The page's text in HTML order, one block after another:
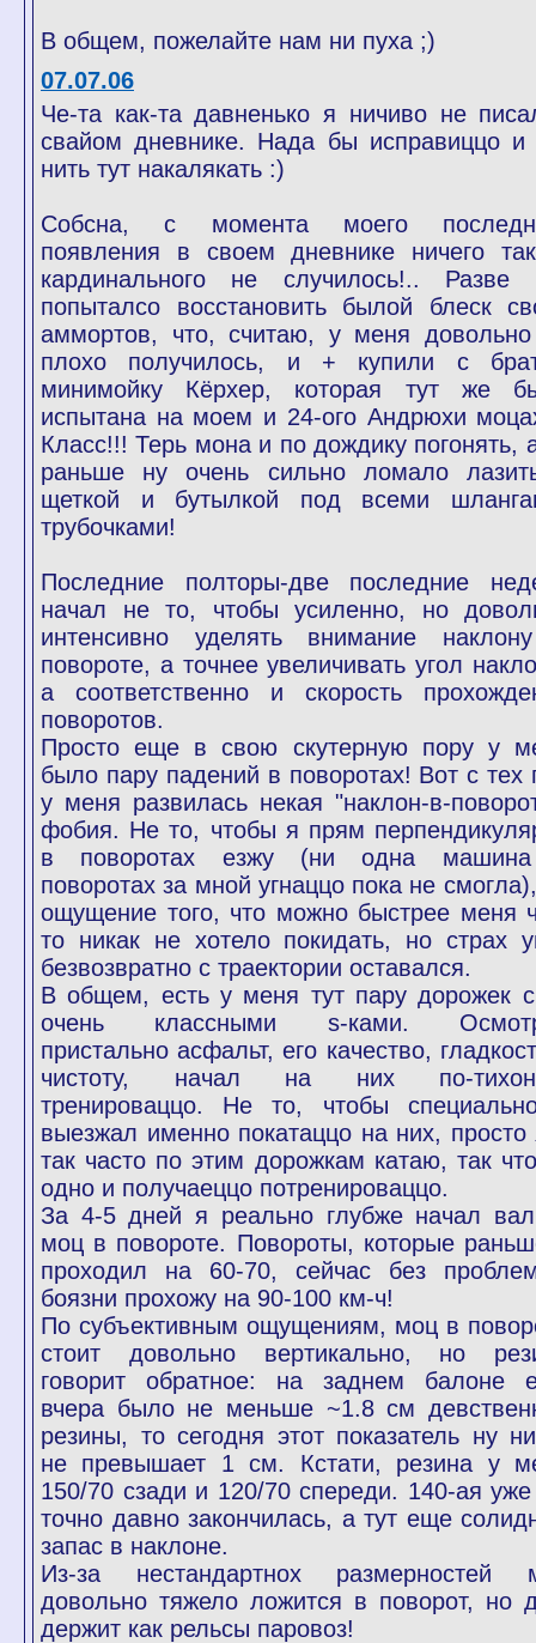
В общем, пожелайте нам ни пуха ;)
07.07.06
Че-та как-та давненько я ничиво не
свайом дневнике. Нада бы исправиццо и
нить тут накалякать :)
Собсна, с момента моего
появления в своем дневнике ничего
кардинального не случилось!.. Разве
попыталсо восстановить былой блеск
аммортов, что, считаю, у меня
плохо получилось, и + купили с
минимойку Кёрхер, которая тут же
испытана на моем и 24-ого Андрюхи
Класс!!! Терь мона и по дождику погонять,
раньше ну очень сильно ломало
щеткой и бутылкой под всеми
трубочками!
Последние полторы-две последние
начал не то, чтобы усиленно, но
интенсивно уделять внимание
повороте, а точнее увеличивать угол
а соответственно и скорость
поворотов.
Просто еще в свою скутерную пору у
было пару падений в поворотах! Вот с тех
у меня развилась некая "наклон-в-
фобия. Не то, чтобы я прям
в поворотах езжу (ни одна
поворотах за мной угнаццо пока не
ощущение того, что можно быстрее меня
то никак не хотело покидать, но страх
безвозвратно с траектории оставался.
В общем, есть у меня тут пару дорожек
очень классными s-ками.
пристально асфальт, его качество,
чистоту, начал на них по-
тренироваццо. Не то, чтобы
выезжал именно покатаццо на них, просто
так часто по этим дорожкам катаю, так
одно и получаеццо потренироваццо.
За 4-5 дней я реально глубже начал
моц в повороте. Повороты, которые
проходил на 60-70, сейчас без
боязни прохожу на 90-100 км-ч!
По субъективным ощущениям, моц в
стоит довольно вертикально, но
говорит обратное: на заднем балоне
вчера было не меньше ~1.8 см
резины, то сегодня этот показатель ну
не превышает 1 см. Кстати, резина у
150/70 сзади и 120/70 спереди. 140-ая
точно давно закончилась, а тут еще
запас в наклоне.
Из-за нестандартнох размерностей
довольно тяжело ложится в поворот, но
держит как рельсы паровоз!